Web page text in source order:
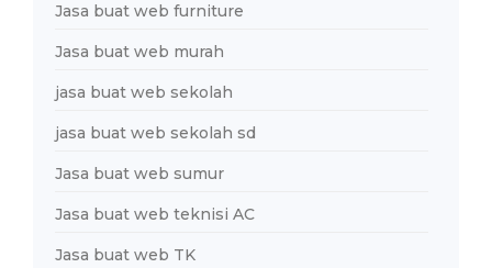
Jasa buat web furniture
Jasa buat web murah
jasa buat web sekolah
jasa buat web sekolah sd
Jasa buat web sumur
Jasa buat web teknisi AC
Jasa buat web TK